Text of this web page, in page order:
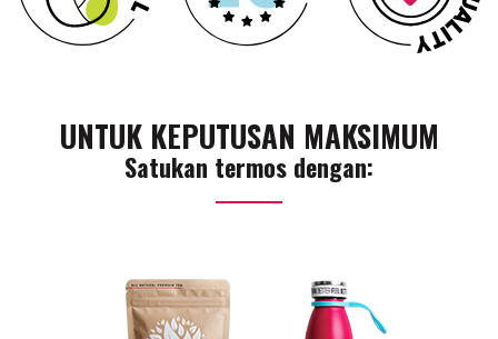
UNTUK KEPUTUSAN MAKSIMUM
Satukan termos dengan: